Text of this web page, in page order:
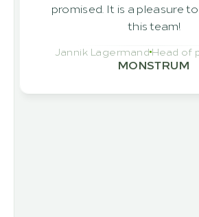
promised. It is a pleasure
this team!
Jannik Lagermand Head of
MONSTRUM